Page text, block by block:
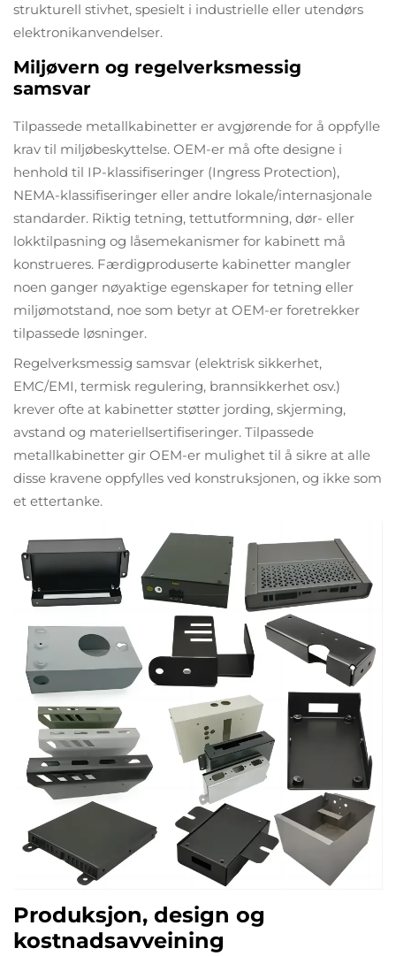
strukturell stivhet, spesielt i industrielle eller utendørs
elektronikanvendelser.
Miljøvern og regelverksmessig
samsvar
Tilpassede metallkabinetter er avgjørende for å oppfylle
krav til miljøbeskyttelse. OEM-er må ofte designe i
henhold til IP-klassifiseringer (Ingress Protection),
NEMA-klassifiseringer eller andre lokale/internasjonale
standarder. Riktig tetning, tettutformning, dør- eller
lokktilpasning og låsemekanismer for kabinett må
konstrueres. Færdigproduserte kabinetter mangler
noen ganger nøyaktige egenskaper for tetning eller
miljømotstand, noe som betyr at OEM-er foretrekker
tilpassede løsninger.
Regelverksmessig samsvar (elektrisk sikkerhet,
EMC/EMI, termisk regulering, brannsikkerhet osv.)
krever ofte at kabinetter støtter jording, skjerming,
avstand og materiellsertifiseringer. Tilpassede
metallkabinetter gir OEM-er mulighet til å sikre at alle
disse kravene oppfylles ved konstruksjonen, og ikke som
et ettertanke.
Produksjon, design og
kostnadsavveining